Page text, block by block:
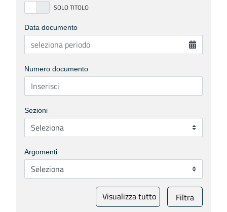
Data documento
Numero documento
Sezioni
Argomenti
Visualizza tutto Filtra